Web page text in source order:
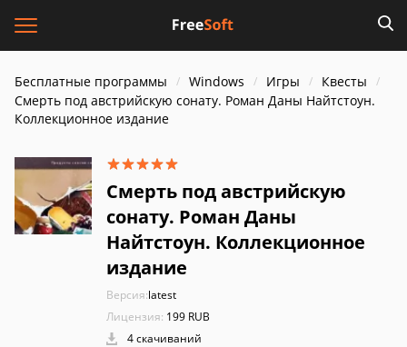
Бесплатные программы Windows Игры
Квесты
Смерть под австрийскую сонату. Роман Даны Найтстоун.
Коллекционное издание
Смерть под австрийскую
сонату. Роман Даны
Найтстоун. Коллекционное
издание
Версия:latest
Лицензия: 199 RUB
4 скачиваний